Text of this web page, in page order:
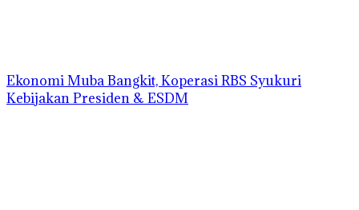
Ekonomi Muba Bangkit, Koperasi RBS Syukuri
Kebijakan Presiden & ESDM